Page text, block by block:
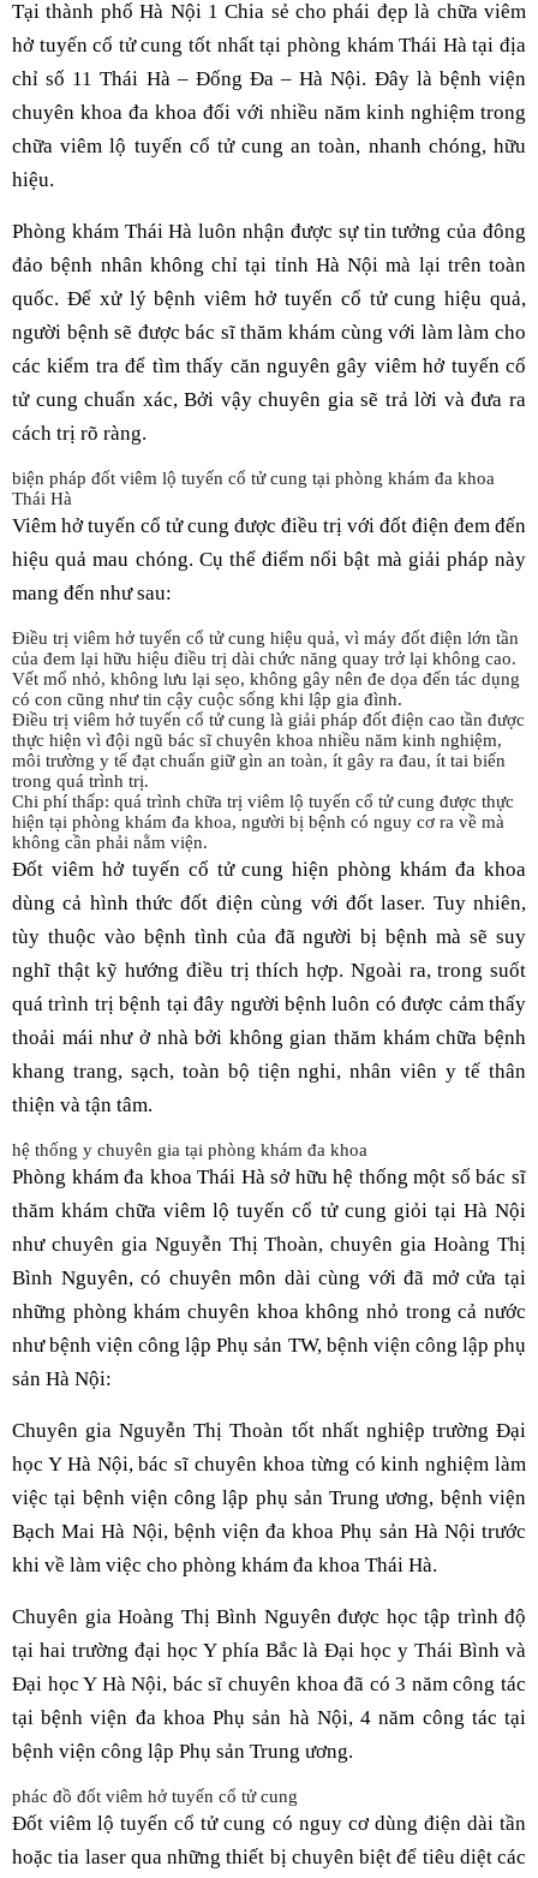
Tại thành phố Hà Nội 1 Chia sẻ cho phái đẹp là chữa viêm
hở tuyến cổ tử cung tốt nhất tại phòng khám Thái Hà tại địa
chỉ số 11 Thái Hà – Đống Đa – Hà Nội. Đây là bệnh viện
chuyên khoa đa khoa đối với nhiều năm kinh nghiệm trong
chữa viêm lộ tuyến cổ tử cung an toàn, nhanh chóng, hữu
hiệu.
Phòng khám Thái Hà luôn nhận được sự tin tưởng của đông
đảo bệnh nhân không chỉ tại tỉnh Hà Nội mà lại trên toàn
quốc. Để xử lý bệnh viêm hở tuyến cổ tử cung hiệu quả,
người bệnh sẽ được bác sĩ thăm khám cùng với làm làm cho
các kiểm tra để tìm thấy căn nguyên gây viêm hở tuyến cổ
tử cung chuẩn xác, Bởi vậy chuyên gia sẽ trả lời và đưa ra
cách trị rõ ràng.
biện pháp đốt viêm lộ tuyến cổ tử cung tại phòng khám đa khoa
Thái Hà
Viêm hở tuyến cổ tử cung được điều trị với đốt điện đem đến
hiệu quả mau chóng. Cụ thể điểm nổi bật mà giải pháp này
mang đến như sau:
Điều trị viêm hở tuyến cổ tử cung hiệu quả, vì máy đốt điện lớn tần
của đem lại hữu hiệu điều trị dài chức năng quay trở lại không cao.
Vết mổ nhỏ, không lưu lại sẹo, không gây nên đe dọa đến tác dụng
có con cũng như tin cậy cuộc sống khi lập gia đình.
Điều trị viêm hở tuyến cổ tử cung là giải pháp đốt điện cao tần được
thực hiện vì đội ngũ bác sĩ chuyên khoa nhiều năm kinh nghiệm,
môi trường y tế đạt chuẩn giữ gìn an toàn, ít gây ra đau, ít tai biến
trong quá trình trị.
Chi phí thấp: quá trình chữa trị viêm lộ tuyến cổ tử cung được thực
hiện tại phòng khám đa khoa, người bị bệnh có nguy cơ ra về mà
không cần phải nằm viện.
Đốt viêm hở tuyến cổ tử cung hiện phòng khám đa khoa
dùng cả hình thức đốt điện cùng với đốt laser. Tuy nhiên,
tùy thuộc vào bệnh tình của đã người bị bệnh mà sẽ suy
nghĩ thật kỹ hướng điều trị thích hợp. Ngoài ra, trong suốt
quá trình trị bệnh tại đây người bệnh luôn có được cảm thấy
thoải mái như ở nhà bởi không gian thăm khám chữa bệnh
khang trang, sạch, toàn bộ tiện nghi, nhân viên y tế thân
thiện và tận tâm.
hệ thống y chuyên gia tại phòng khám đa khoa
Phòng khám đa khoa Thái Hà sở hữu hệ thống một số bác sĩ
thăm khám chữa viêm lộ tuyến cổ tử cung giỏi tại Hà Nội
như chuyên gia Nguyễn Thị Thoàn, chuyên gia Hoàng Thị
Bình Nguyên, có chuyên môn dài cùng với đã mở cửa tại
những phòng khám chuyên khoa không nhỏ trong cả nước
như bệnh viện công lập Phụ sản TW, bệnh viện công lập phụ
sản Hà Nội:
Chuyên gia Nguyễn Thị Thoàn tốt nhất nghiệp trường Đại
học Y Hà Nội, bác sĩ chuyên khoa từng có kinh nghiệm làm
việc tại bệnh viện công lập phụ sản Trung ương, bệnh viện
Bạch Mai Hà Nội, bệnh viện đa khoa Phụ sản Hà Nội trước
khi về làm việc cho phòng khám đa khoa Thái Hà.
Chuyên gia Hoàng Thị Bình Nguyên được học tập trình độ
tại hai trường đại học Y phía Bắc là Đại học y Thái Bình và
Đại học Y Hà Nội, bác sĩ chuyên khoa đã có 3 năm công tác
tại bệnh viện đa khoa Phụ sản hà Nội, 4 năm công tác tại
bệnh viện công lập Phụ sản Trung ương.
phác đồ đốt viêm hở tuyến cổ tử cung
Đốt viêm lộ tuyến cổ tử cung có nguy cơ dùng điện dài tần
hoặc tia laser qua những thiết bị chuyên biệt để tiêu diệt các